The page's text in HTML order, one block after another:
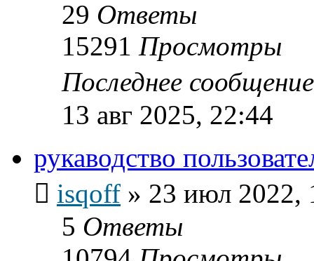
29 Ответы
15291 Просмотры
Последнее
13 авг 2025, 22:44
рукаводство
isqoff » 23 июл 2022,
5 Ответы